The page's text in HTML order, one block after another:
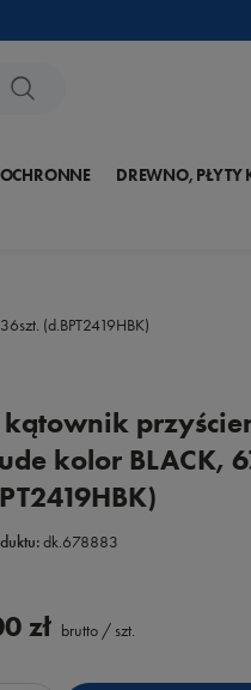
DREWNO, PŁYTY
(d.BPT2419HBK)
kątownik
kolor BLACK,
dk.678883
zł brutto / szt.